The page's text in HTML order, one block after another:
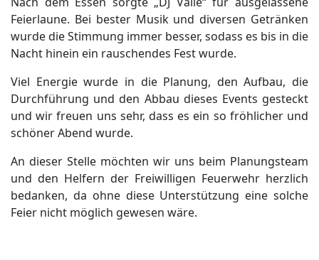
Feierlaune. Bei bester Musik und diversen Getränken
wurde die Stimmung immer besser, sodass es bis in die
Nacht hinein ein rauschendes Fest wurde.
Viel Energie wurde in die Planung, den Aufbau, die
Durchführung und den Abbau dieses Events gesteckt
und wir freuen uns sehr, dass es ein so fröhlicher und
schöner Abend wurde.
An dieser Stelle möchten wir uns beim Planungsteam
und den Helfern der Freiwilligen Feuerwehr herzlich
bedanken, da ohne diese Unterstützung eine solche
Feier nicht möglich gewesen wäre.